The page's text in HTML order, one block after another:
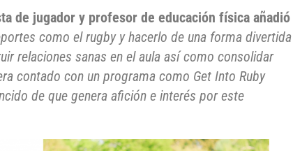
de jugador y profesor de educación física añadió
como el rugby y hacerlo de una forma divertida
relaciones sanas en el aula así como consolidar
contado con un programa como Get Into Ruby
de que genera afición e interés por este